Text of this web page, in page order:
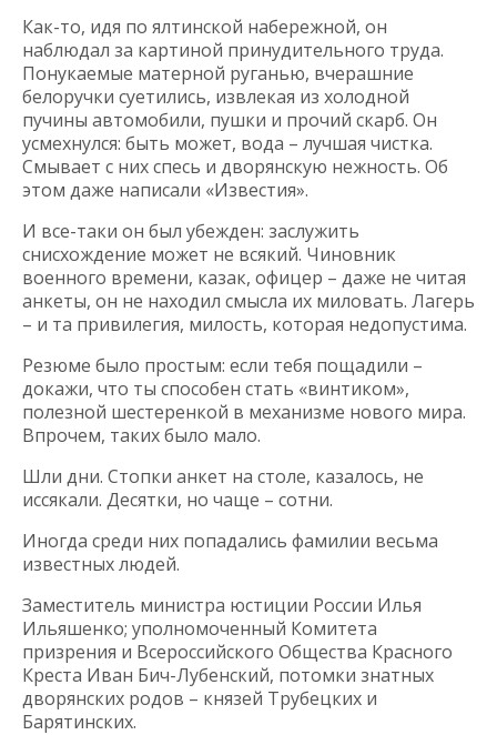
Как-то, идя по ялтинской набережной, он
наблюдал за картиной принудительного труда.
Понукаемые матерной руганью, вчерашние
белоручки суетились, извлекая из холодной
пучины автомобили, пушки и прочий скарб. Он
усмехнулся: быть может, вода – лучшая чистка.
Смывает с них спесь и дворянскую нежность. Об
этом даже написали «Известия».
И все-таки он был убежден: заслужить
снисхождение может не всякий. Чиновник
военного времени, казак, офицер – даже не читая
анкеты, он не находил смысла их миловать. Лагерь
– и та привилегия, милость, которая недопустима.
Резюме было простым: если тебя пощадили –
докажи, что ты способен стать «винтиком»,
полезной шестеренкой в механизме нового мира.
Впрочем, таких было мало.
Шли дни. Стопки анкет на столе, казалось, не
иссякали. Десятки, но чаще – сотни.
Иногда среди них попадались фамилии весьма
известных людей.
Заместитель министра юстиции России Илья
Ильяшенко; уполномоченный Комитета
призрения и Всероссийского Общества Красного
Креста Иван Бич-Лубенский, потомки знатных
дворянских родов – князей Трубецких и
Барятинских.